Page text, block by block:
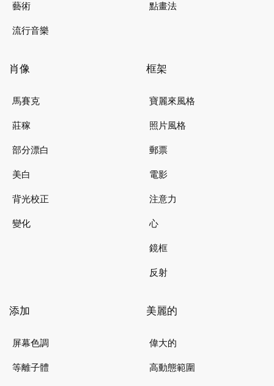
藝術
流行音樂
點畫法
肖像
馬賽克
莊稼
部分漂白
美白
背光校正
變化
框架
寶麗來風格
照片風格
郵票
電影
注意力
心
鏡框
反射
添加
屏幕色調
等離子體
美麗的
偉大的
高動態範圍